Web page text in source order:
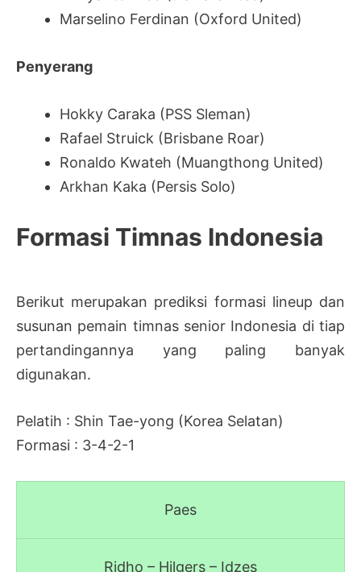
Marselino Ferdinan (Oxford United)
Penyerang
Hokky Caraka (PSS Sleman)
Rafael Struick (Brisbane Roar)
Ronaldo Kwateh (Muangthong United)
Arkhan Kaka (Persis Solo)
Formasi Timnas Indonesia
Berikut merupakan prediksi formasi lineup dan
susunan pemain timnas senior Indonesia di tiap
pertandingannya yang paling banyak
digunakan.
Pelatih : Shin Tae-yong (Korea Selatan)
Formasi : 3-4-2-1
Paes
Ridho – Hilgers – Idzes